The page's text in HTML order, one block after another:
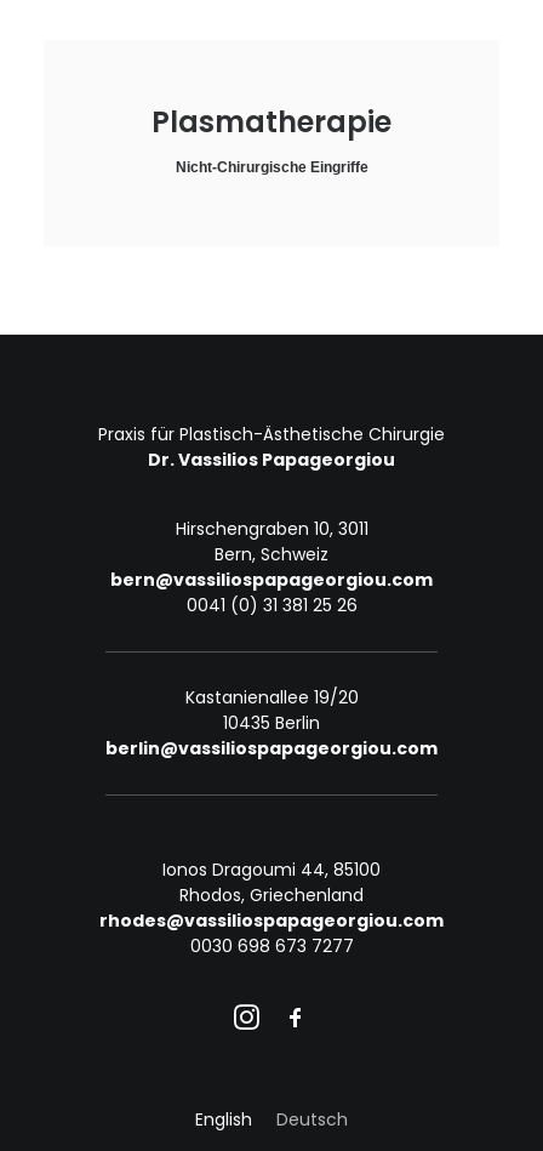
Plasmatherapie
Nicht-Chirurgische Eingriffe
Praxis für Plastisch-Ästhetische Chirurgie
Dr. Vassilios Papageorgiou
Hirschengraben 10, 3011
Bern, Schweiz
bern@vassiliospapageorgiou.com
0041 (0) 31 381 25 26
Kastanienallee 19/20
10435 Berlin
berlin@vassiliospapageorgiou.com
Ionos Dragoumi 44, 85100
Rhodos, Griechenland
rhodes@vassiliospapageorgiou.com
0030 698 673 7277
English Deutsch